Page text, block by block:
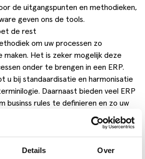
Details Over
de uitgangspunten en methodieken,
geven ons de tools.
de rest
om uw processen zo
maken. Het is zeker mogelijk deze
onder te brengen in een ERP.
u bij standaardisatie en harmonisatie
Daarnaast bieden veel ERP
businss rules te definieren en zo uw
lean principes in te richten. Een goed
helpt u verder overproductie en